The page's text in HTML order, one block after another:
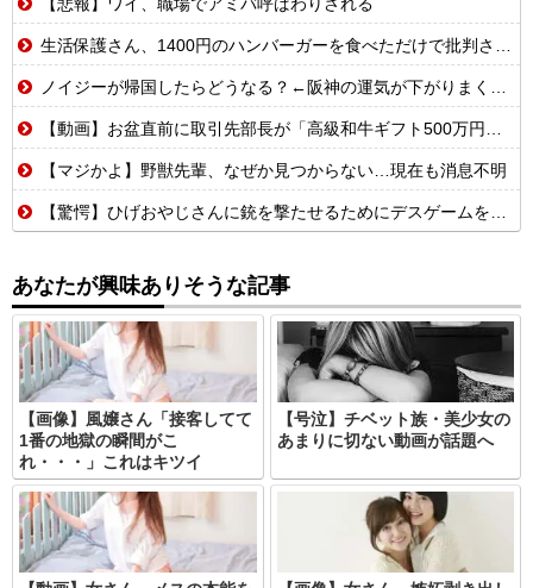
【悲報】ワイ、職場でアミバ呼ばわりされる
生活保護さん、1400円のハンバーガーを食べただけで批判される
ノイジーが帰国したらどうなる？←阪神の運気が下がりまくるやろな
【動画】お盆直前に取引先部長が「高級和牛ギフト500万円分、全部キャンセルでw」→取引先本社の社長に直接納品したら…
【マジかよ】野獣先輩、なぜか見つからない…現在も消息不明
【驚愕】ひげおやじさんに銃を撃たせるためにデスゲームを開催するはりーシ
あなたが興味ありそうな記事
【画像】風嬢さん「接客してて
1番の地獄の瞬間がこ
れ・・・」これはキツイ
【号泣】チベット族・美少女の
あまりに切ない動画が話題へ